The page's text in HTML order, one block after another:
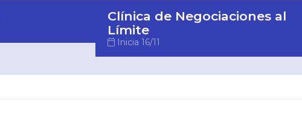
Clínica de Negociaciones al
Límite
Inicia 16/11